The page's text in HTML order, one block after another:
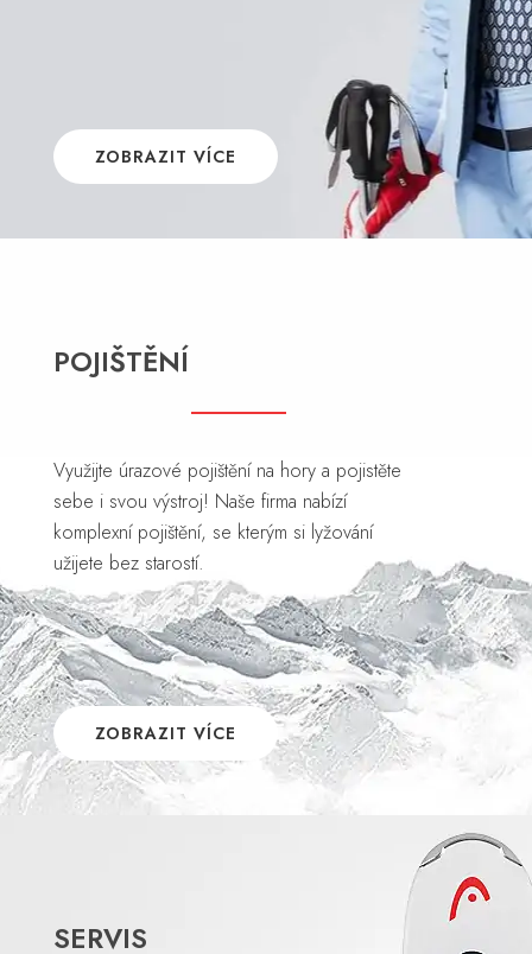
ZOBRAZIT VÍCE
POJIŠTĚNÍ
Využijte úrazové pojištění na hory a pojistěte
sebe i svou výstroj! Naše firma nabízí
komplexní pojištění, se kterým si lyžování
užijete bez starostí.
ZOBRAZIT VÍCE
SERVIS